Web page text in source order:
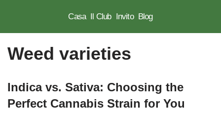
contenuto
Casa Il Club Invito Blog
Weed varieties
Indica vs. Sativa: Choosing the
Perfect Cannabis Strain for You